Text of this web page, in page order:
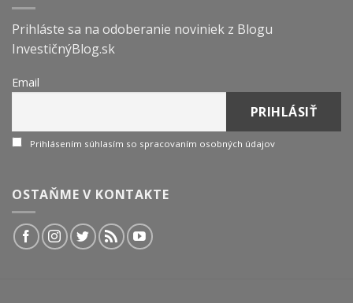
Prihláste sa na odoberanie noviniek z Blogu
InvestičnýBlog.sk
Email
Prihlásením súhlasím so spracovaním osobných údajov
OSTAŇME V KONTAKTE